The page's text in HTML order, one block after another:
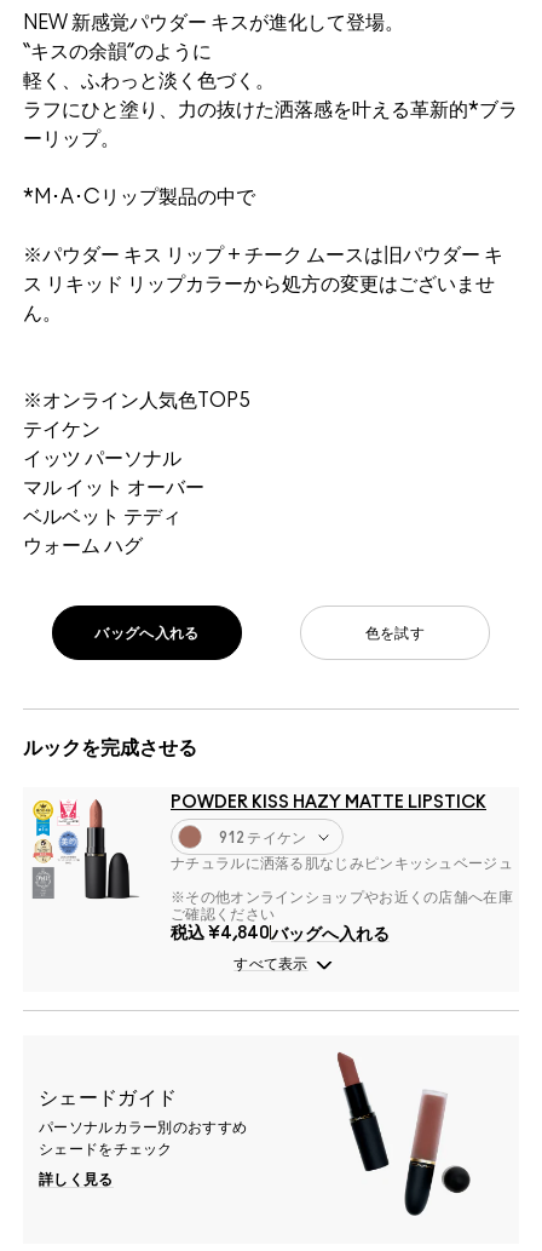
NEW 新感覚パウダー キスが進化して登場。
“キスの余韻”のように
軽く、ふわっと淡く色づく。
ラフにひと塗り、力の抜けた洒落感を叶える革新的*ブラ
ーリップ。
*M･A･Cリップ製品の中で
※パウダー キス リップ + チーク ムースは旧パウダー キ
ス リキッド リップカラーから処方の変更はございませ
ん。
※オンライン人気色TOP5
テイケン
イッツ パーソナル
マル イット オーバー
ベルベット テディ
ウォーム ハグ
ルックを完成させる
POWDER KISS HAZY MATTE LIPSTICK
912 テイケン
ナチュラルに洒落る肌なじみピンキッシュベージュ
※その他オンラインショップやお近くの店舗へ在庫
ご確認ください
税込 ¥4,840バッグへ入れる
すべて表示
シェードガイド
パーソナルカラー別のおすすめ
シェードをチェック
詳しく見る
色を試す
バッグへ入れる